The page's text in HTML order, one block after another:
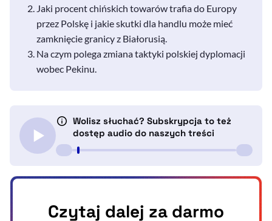
Jaki procent chińskich towarów trafia do Europy
przez Polskę i jakie skutki dla handlu może mieć
zamknięcie granicy z Białorusią.
Na czym polega zmiana taktyki polskiej dyplomacji
wobec Pekinu.